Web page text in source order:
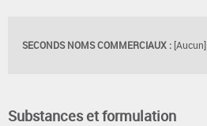
SECONDS NOMS COMMERCIAUX : [Aucun]
Substances et formulation